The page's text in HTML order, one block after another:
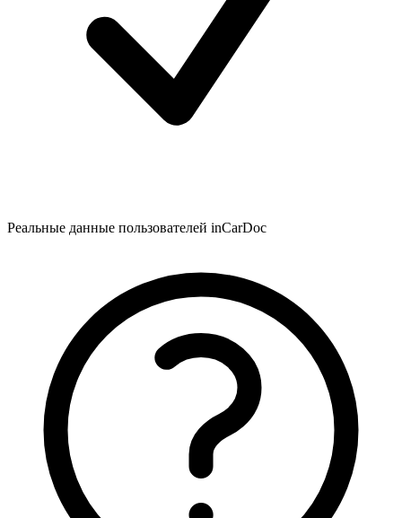
Реальные данные пользователей inCarDoc